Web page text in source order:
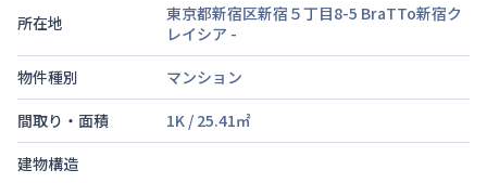
所在地
東京都新宿区新宿５丁目8-5 BraTTo新宿ク
レイシア -
物件種別
マンション
間取り・面積
1K / 25.41㎡
建物構造